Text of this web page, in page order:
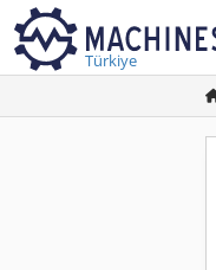
Türkiye